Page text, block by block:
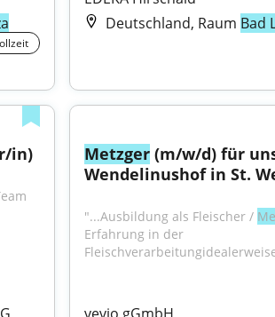
Deutschland, Raum Bad
in) Metzger (m/w/d) für
Wendelinushof in St.
"...Ausbildung als Fleischer /
Erfahrung in der